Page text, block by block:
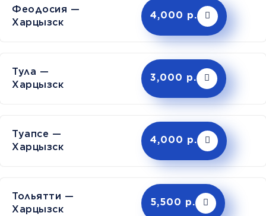
Феодосия —
Харцызск
4,000 р.
Тула —
Харцызск
3,000 р.
Туапсе —
Харцызск
4,000 р.
Тольятти —
Харцызск
5,500 р.